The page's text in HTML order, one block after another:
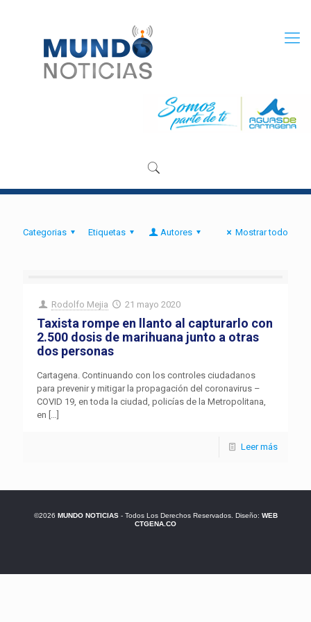
Categorias Etiquetas Autores Mostrar todo
Rodolfo Mejia 21 mayo 2020
Taxista rompe en llanto al capturarlo con
2.500 dosis de marihuana junto a otras
dos personas
Cartagena. Continuando con los controles ciudadanos
para prevenir y mitigar la propagación del coronavirus –
COVID 19, en toda la ciudad, policías de la Metropolitana,
en […]
Leer más
©2026 MUNDO NOTICIAS- Todos Los Derechos Reservados. Diseño: WEB
CTGENA.CO